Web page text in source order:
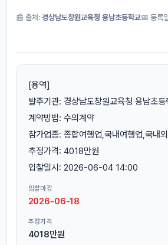
📰 출처: 경상남도창원교육청 용남초등학교📅 등록
[용역]
발주기관: 경상남도창원교육청 용남초등
계약방법: 수의계약
참가업종: 종합여행업,국내여행업,국내
추정가격: 4018만원
입찰일시: 2026-06-04 14:00
입찰마감
2026-06-18
추정가격
4018만원